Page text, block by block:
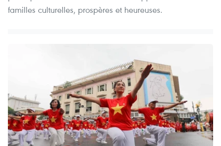
familles culturelles, prospères et heureuses.